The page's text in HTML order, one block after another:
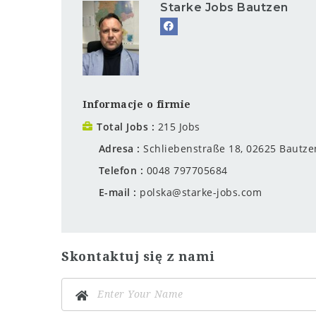
Starke Jobs Bautzen
Informacje o firmie
Total Jobs
215 Jobs
Adresa
Schliebenstraße 18, 02625
Telefon
0048 797705684
E-mail
polska@starke-jobs.com
Skontaktuj się z nami